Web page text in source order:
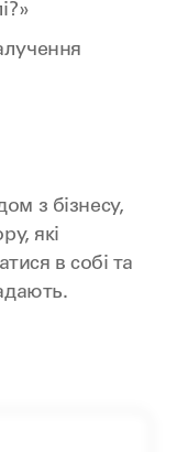
з бізнесу,
які
в собі та